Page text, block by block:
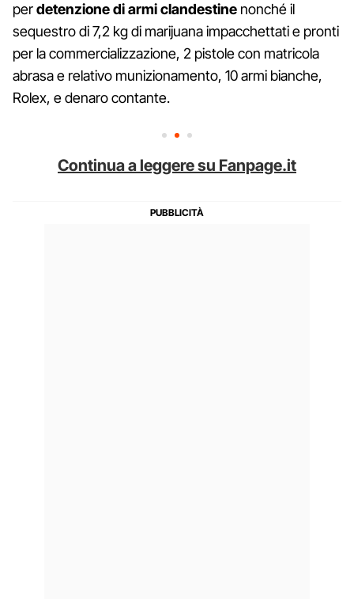
perdetenzione di armi clandestine nonché il
sequestro di 7,2 kg di marijuana impacchettati e pronti
per la commercializzazione, 2 pistole con matricola
abrasa e relativo munizionamento, 10 armi bianche,
Rolex, e denaro contante.
Continua a leggere su Fanpage.it